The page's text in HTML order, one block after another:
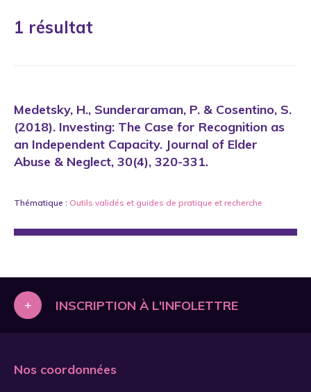
1 résultat
Medetsky, H., Sunderaraman, P. & Cosentino, S.
(2018). Investing: The Case for Recognition as
an Independent Capacity. Journal of Elder
Abuse & Neglect, 30(4), 320-331.
Thématique : Outils validés et guides de pratique et recherche
+ INSCRIPTION À L'INFOLETTRE
Nos coordonnées